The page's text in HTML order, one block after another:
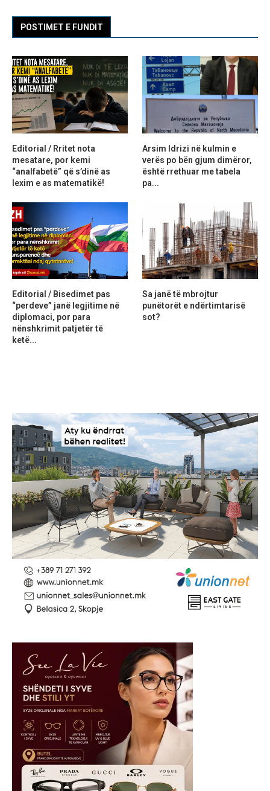
POSTIMET E FUNDIT
Editorial / Rritet nota
mesatare, por kemi
“analfabetë” që s’dinë as
lexim e as matematikë!
Arsim Idrizi në kulmin e
verës po bën gjum dimëror,
është rrethuar me tabela
pa...
Editorial / Bisedimet pas
“perdeve” janë legjitime në
diplomaci, por para
nënshkrimit patjetër të
ketë...
Sa janë të mbrojtur
punëtorët e ndërtimtarisë
sot?